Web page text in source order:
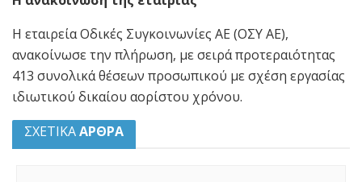
Η εταιρεία Οδικές Συγκοινωνίες ΑΕ (ΟΣΥ ΑΕ),
ανακοίνωσε την πλήρωση, με σειρά προτεραιότητας
413 συνολικά θέσεων προσωπικού με σχέση εργασίας
ιδιωτικού δικαίου αορίστου χρόνου.
ΣΧΕΤΙΚΑΑΡΘΡΑ